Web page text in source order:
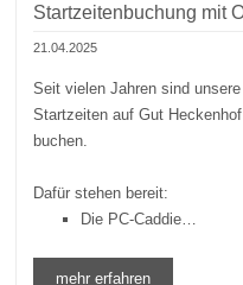
Startzeitenbuchung mit
21.04.2025
Seit vielen Jahren sind
Startzeiten auf Gut
buchen.
Dafür stehen bereit:
Die PC-Caddie…
mehr erfahren